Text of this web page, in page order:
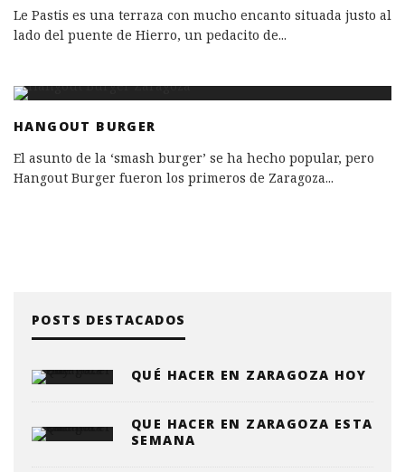
Le Pastis es una terraza con mucho encanto situada justo al
lado del puente de Hierro, un pedacito de...
HANGOUT BURGER
El asunto de la ‘smash burger’ se ha hecho popular, pero
Hangout Burger fueron los primeros de Zaragoza...
POSTS DESTACADOS
QUÉ HACER EN ZARAGOZA HOY
QUE HACER EN ZARAGOZA ESTA
SEMANA